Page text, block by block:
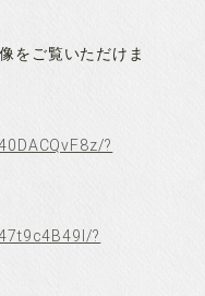
をご覧いただけま
?
?